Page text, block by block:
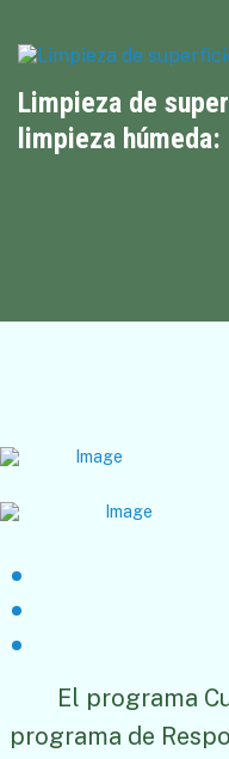
Limpieza de
limpieza
El programa
programa de